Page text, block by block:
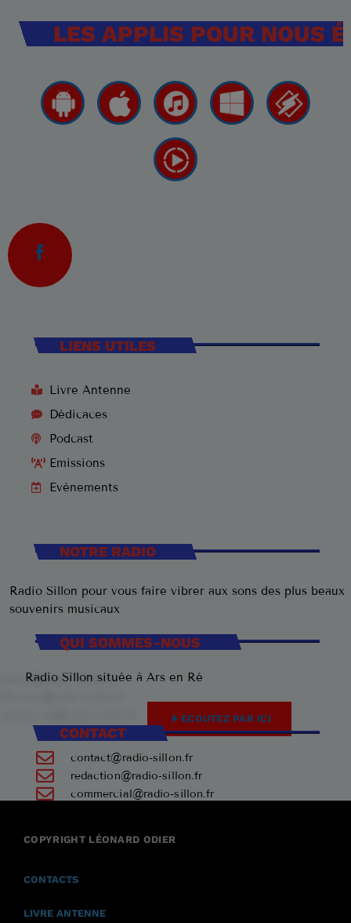
LES APPLIS POUR NOUS
LIENS UTILES
Livre Antenne
Dédicaces
Podcast
Emissions
Evènements
NOTRE RADIO
Radio Sillon pour vous faire vibrer aux sons des plus beaux
souvenirs musicaux
play_arrow ECOUTEZ PAR ICI
QUI SOMMES-NOUS
Radio Sillon située à Ars en Ré
CONTACT
+33 7 45 23 74 84
contact@radio-sillon.fr
redaction@radio-sillon.fr
commercial@radio-sillon.fr
COPYRIGHT LÉONARD ODIER
CONTACTS
LIVRE ANTENNE